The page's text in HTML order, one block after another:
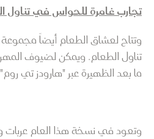
تجارب غامرة للحواس في تناول
وتتاح لعشاق الطعام أيضاً مجموعة
تناول الطعام. ويمكن لضيوف
ما بعد الظهيرة عبر "هارودز تي روم"
وتعود في نسخة هذا العام عربات